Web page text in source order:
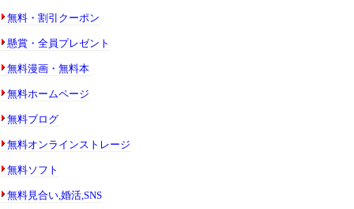
無料・割引クーポン
懸賞・全員プレゼント
無料漫画・無料本
無料ホームページ
無料ブログ
無料オンラインストレージ
無料ソフト
無料見合い,婚活,SNS